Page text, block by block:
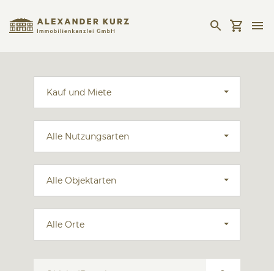
Kauf und Miete
Alle Nutzungsarten
Alle Objektarten
Alle Orte